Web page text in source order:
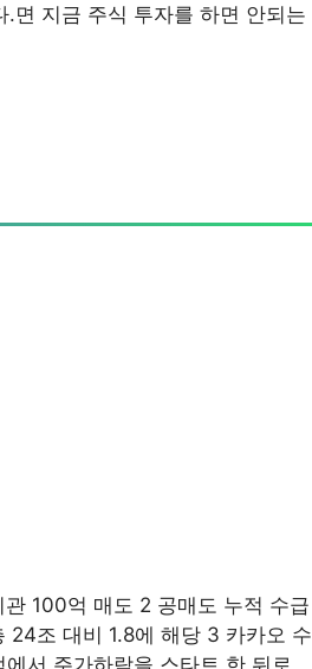
면 지금 주식 투자를 하면 안되는
100억 매도 2 공매도 누적 수급
24조 대비 1.8에 해당 3 카카오 수
서 주가하락을 스타트 한 뒤로